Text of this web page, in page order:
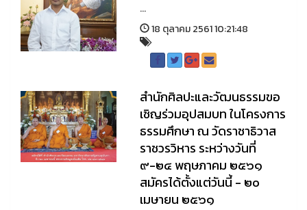
...
18 ตุลาคม 2561 10:21:48
สำนักศิลปะและวัฒนธรรมขอ
เชิญร่วมอุปสมบท ในโครงการ
ธรรมศึกษา ณ วัดราชาธิวาส
ราชวรวิหาร ระหว่างวันที่
๙-๒๔ พฤษภาคม ๒๕๖๑
สมัครได้ตั้งแต่วันนี้ - ๒๐
เมษายน ๒๕๖๑